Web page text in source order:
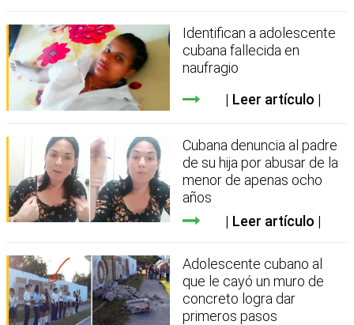
Identifican a adolescente
cubana fallecida en
naufragio
Leer artículo
Cubana denuncia al padre
de su hija por abusar de la
menor de apenas ocho
años
Leer artículo
Adolescente cubano al
que le cayó un muro de
concreto logra dar
primeros pasos